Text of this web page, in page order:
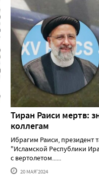
Тиран Раиси мертв:
коллегам
Ибрагим Раиси, президент
"Исламской Республики
с вертолетом......
20 МАЯ'2024